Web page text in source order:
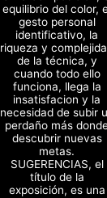
equilibrio del color,
gesto personal
identificativo, la
riqueza y
de la técnica, y
cuando todo ello
funciona, llega la
insatisfacion y la
necesidad de subir
perdaño más
descubrir nuevas
metas.
SUGERENCIAS, el
título de la
exposición, es una